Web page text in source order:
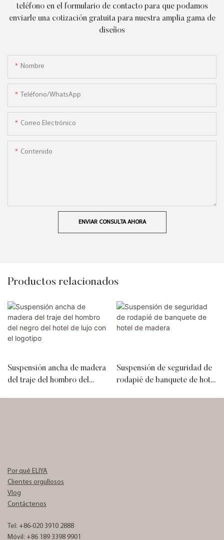
teléfono en el formulario de contacto para que podamos
enviarle una cotización gratuita para nuestra amplia gama de
diseños
Nombre
Teléfono/WhatsApp
Correo Electrónico
Contenido
ENVIAR CONSULTA AHORA
Productos relacionados
Suspensión ancha de madera
del traje del hombro del
Suspensión de seguridad de
rodapié de banquete de hotel
Por qué ELIYA
Clientes orgullosos
Vlog
Contáctenos
Tel: +86-020 3910 2888
Móvil: +86 189 3398 9901